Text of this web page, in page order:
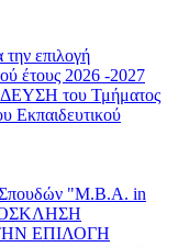
επιλογή
έτους 2026 -2027
του Τμήματος
Εκπαιδευτικού
Σπουδών "M.B.A. in
ΕΠΙΛΟΓΗ